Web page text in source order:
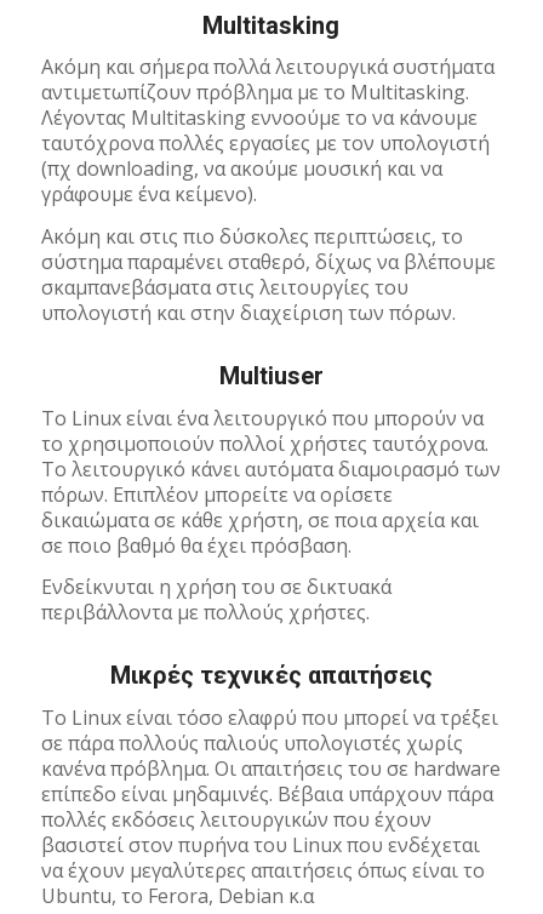
Multitasking
Ακόμη και σήμερα πολλά λειτουργικά συστήματα
αντιμετωπίζουν πρόβλημα με το Multitasking.
Λέγοντας Multitasking εννοούμε το να κάνουμε
ταυτόχρονα πολλές εργασίες με τον υπολογιστή
(πχ downloading, να ακούμε μουσική και να
γράφουμε ένα κείμενο).
Ακόμη και στις πιο δύσκολες περιπτώσεις, το
σύστημα παραμένει σταθερό, δίχως να βλέπουμε
σκαμπανεβάσματα στις λειτουργίες του
υπολογιστή και στην διαχείριση των πόρων.
Multiuser
To Linux είναι ένα λειτουργικό που μπορούν να
το χρησιμοποιούν πολλοί χρήστες ταυτόχρονα.
Το λειτουργικό κάνει αυτόματα διαμοιρασμό των
πόρων. Επιπλέον μπορείτε να ορίσετε
δικαιώματα σε κάθε χρήστη, σε ποια αρχεία και
σε ποιο βαθμό θα έχει πρόσβαση.
Ενδείκνυται η χρήση του σε δικτυακά
περιβάλλοντα με πολλούς χρήστες.
Μικρές τεχνικές απαιτήσεις
Το Linux είναι τόσο ελαφρύ που μπορεί να τρέξει
σε πάρα πολλούς παλιούς υπολογιστές χωρίς
κανένα πρόβλημα. Οι απαιτήσεις του σε hardware
επίπεδο είναι μηδαμινές. Βέβαια υπάρχουν πάρα
πολλές εκδόσεις λειτουργικών που έχουν
βασιστεί στον πυρήνα του Linux που ενδέχεται
να έχουν μεγαλύτερες απαιτήσεις όπως είναι το
Ubuntu, το Ferora, Debian κ.α